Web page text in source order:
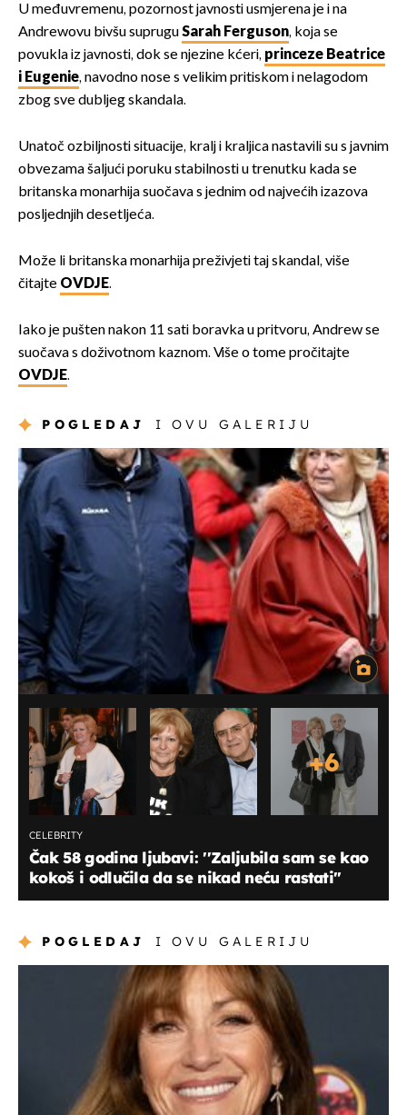
U međuvremenu, pozornost javnosti usmjerena je i na
Andrewovu bivšu supruguSarah Ferguson, koja se
povukla iz javnosti, dok se njezine kćeri, princeze Beatrice
i Eugenie, navodno nose s velikim pritiskom i nelagodom
zbog sve dubljeg skandala.
Unatoč ozbiljnosti situacije, kralj i kraljica nastavili su s javnim
obvezama šaljući poruku stabilnosti u trenutku kada se
britanska monarhija suočava s jednim od najvećih izazova
posljednjih desetljeća.
Može li britanska monarhija preživjeti taj skandal, više
čitajte OVDJE.
Iako je pušten nakon 11 sati boravka u pritvoru, Andrew se
suočava s doživotnom kaznom. Više o tome pročitajte
OVDJE.
POGLEDAJ I OVU GALERIJU
+6
CELEBRITY
Čak 58 godina ljubavi: ''Zaljubila sam se kao
kokoš i odlučila da se nikad neću rastati''
POGLEDAJ I OVU GALERIJU